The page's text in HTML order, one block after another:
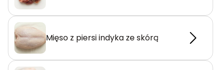
Mięso z piersi indyka ze skórą